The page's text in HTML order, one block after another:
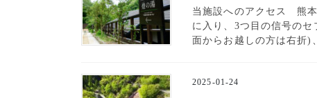
当施設へのアクセス 熊
に入り、3つ目の信号の
面からお越しの方は右折
2025-01-24